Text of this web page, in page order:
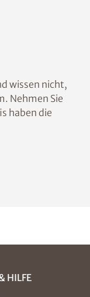
wissen nicht,
Nehmen Sie
haben die
HILFE